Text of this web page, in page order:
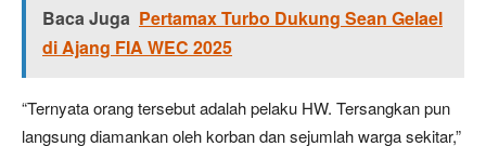
Baca Juga Pertamax Turbo Dukung Sean Gelael
di Ajang FIA WEC 2025
“Ternyata orang tersebut adalah pelaku HW. Tersangkan pun
langsung diamankan oleh korban dan sejumlah warga sekitar,”